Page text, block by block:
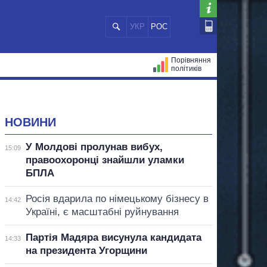
УКР РОС
Порівняння
політиків
НОВИНИ
15:09
У Молдові пролунав вибух,
правоохоронці знайшли уламки
БПЛА
14:42
Росія вдарила по німецькому бізнесу в
Україні, є масштабні руйнування
14:33
Партія Мадяра висунула кандидата
на президента Угорщини